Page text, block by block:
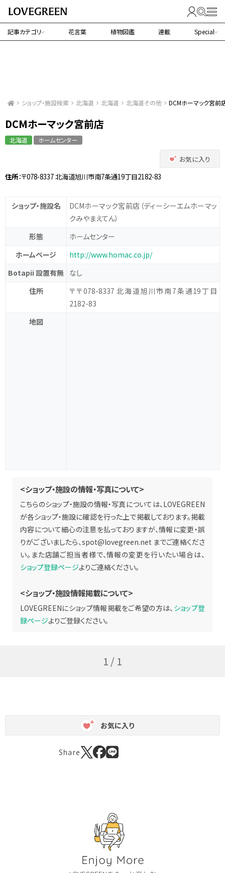
記事カテゴリ 花言葉 植物図鑑 連載 Special
ショップ・施設検索 北海道 北海道 北海道その他 DCMホーマック宮前
DCMホーマック宮前店
北海道 ホームセンター
お気に入り
住所：〒078-8337 北海道旭川市南7条通19丁目2182-83
ショップ・施設名 DCMホーマック宮前店 （ディーシーエムホーマッ
クみやまえてん）
形態
ホームセンター
ホームページ
http://www.homac.co.jp/
Botapii 設置有無 なし
住所
〒〒078-8337 北海道旭川市南7条通19丁目
2182-83
地図
<ショップ・施設の情報・写真について>
こちらのショップ・施設の情報・写真については、LOVEGREEN
が各ショップ・施設に確認を行った上で掲載しております。掲載
内容について細心の注意を払っておりますが、情報に変更・誤
りがございましたら、spot@lovegreen.net までご連絡くださ
い。また店舗ご担当者様で、情報の変更を行いたい場合は、
ショップ登録ページよりご連絡ください。
<ショップ・施設情報掲載について>
LOVEGREENにショップ情報掲載をご希望の方は、 ショップ登
録ページよりご登録ください。
1 / 1
お気に入り
Share